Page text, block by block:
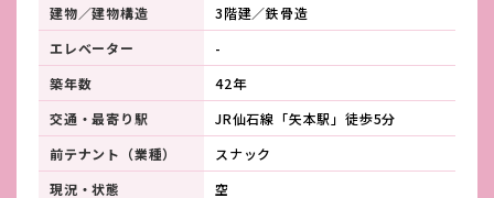
建物／建物構造
3階建／鉄骨造
エレベーター
-
築年数
42年
交通・最寄り駅
JR仙石線「矢本駅」徒歩5分
前テナント（業種）
スナック
現況・状態
空